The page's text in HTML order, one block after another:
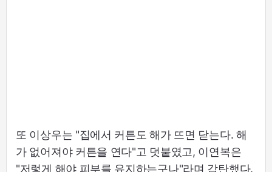
또 이상우는 "집에서 커튼도 해가 뜨면 닫는다. 해
가 없어져야 커튼을 연다"고 덧붙였고, 이연복은
"저렇게 해야 피부를 유지하는구나"라며 감탄했다.